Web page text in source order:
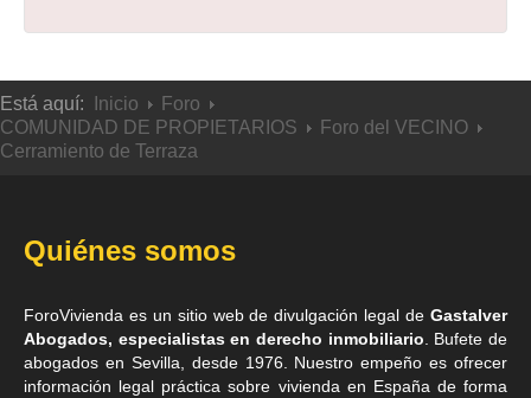
Está aquí: Inicio
Foro
COMUNIDAD DE PROPIETARIOS
Foro del VECINO
Cerramiento de Terraza
Quiénes somos
ForoVivienda es un sitio web de divulgación legal de Gastalver
Abogados, especialistas en derecho inmobiliario . Bufete de
abogados en Sevilla , desde 1976. Nuestro empeño es ofrecer
información legal práctica sobre vivienda en España de forma